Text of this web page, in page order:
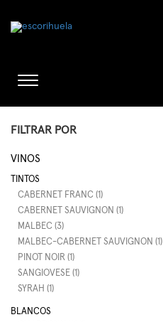
FILTRAR POR
VINOS
TINTOS
CABERNET FRANC (1)
CABERNET SAUVIGNON (1)
MALBEC (3)
MALBEC-CABERNET SAUVIGNON (1)
PINOT NOIR (1)
SANGIOVESE (1)
SYRAH (1)
BLANCOS